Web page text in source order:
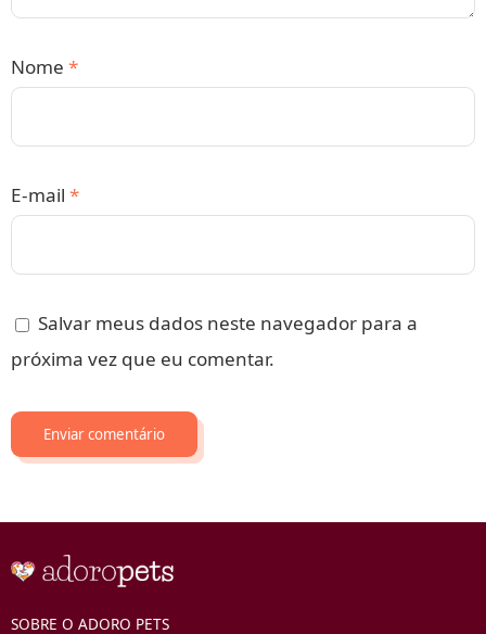
Nome *
E-mail *
Salvar meus dados neste navegador para a
próxima vez que eu comentar.
SOBRE O ADORO PETS